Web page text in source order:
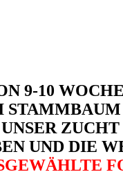
9-10
UND DIE